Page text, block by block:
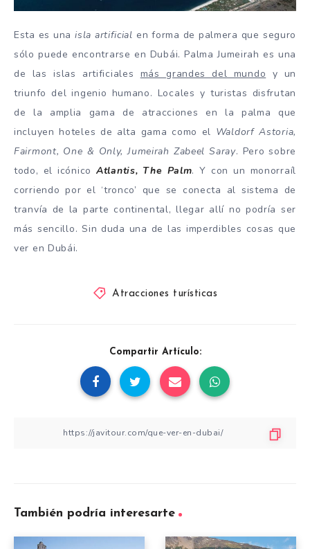
Esta es una isla artificial en forma de palmera que seguro
sólo puede encontrarse en Dubái. Palma Jumeirah es una
de las islas artificiales más grandes del mundo y un
triunfo del ingenio humano. Locales y turistas disfrutan
de la amplia gama de atracciones en la palma que
incluyen hoteles de alta gama como el Waldorf Astoria,
Fairmont, One & Only, Jumeirah Zabeel Saray. Pero sobre
todo, el icónicoAtlantis, The Palm. Y con un monorraíl
corriendo por el ‘tronco’ que se conecta al sistema de
tranvía de la parte continental, llegar allí no podría ser
más sencillo. Sin duda una de las imperdibles cosas que
ver en Dubái.
Atracciones turísticas
Compartir Artículo:
También podría interesarte